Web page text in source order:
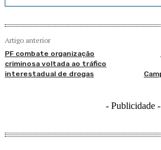
Artigo anterior
PF combate organização
criminosa voltada ao tráfico
interestadual de drogas
- Publicidade -